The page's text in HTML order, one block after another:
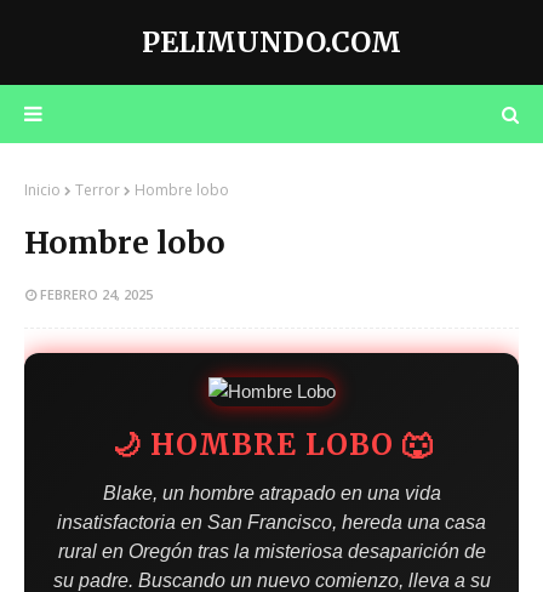
PELIMUNDO.COM
Inicio Terror Hombre lobo
Hombre lobo
FEBRERO 24, 2025
🌙 HOMBRE LOBO 🐺
Blake, un hombre atrapado en una vida
insatisfactoria en San Francisco, hereda una casa
rural en Oregón tras la misteriosa desaparición de
su padre. Buscando un nuevo comienzo, lleva a su